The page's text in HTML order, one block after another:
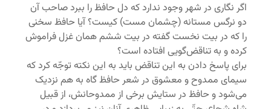
اگر نگاری در شهر وجود ندارد که دل حافظ را ببرد صاحب آن
دو نرگس مستانه (چشمان مست) کیست؟ آیا حافظ سخنی
را که در بیت نخست گفته در بیت ششم همان غزل فراموش
کرده و به تناقض‌گویی افتاده است؟
برای پاسخ دادن به این تناقض باید به این نکته توجّه کرد که
سیمای ممدوح و معشوق در شعر حافظ گاه به هم نزدیک
می‌شود و حافظ در ستایش برخی از ممدوحانش، از قبیل